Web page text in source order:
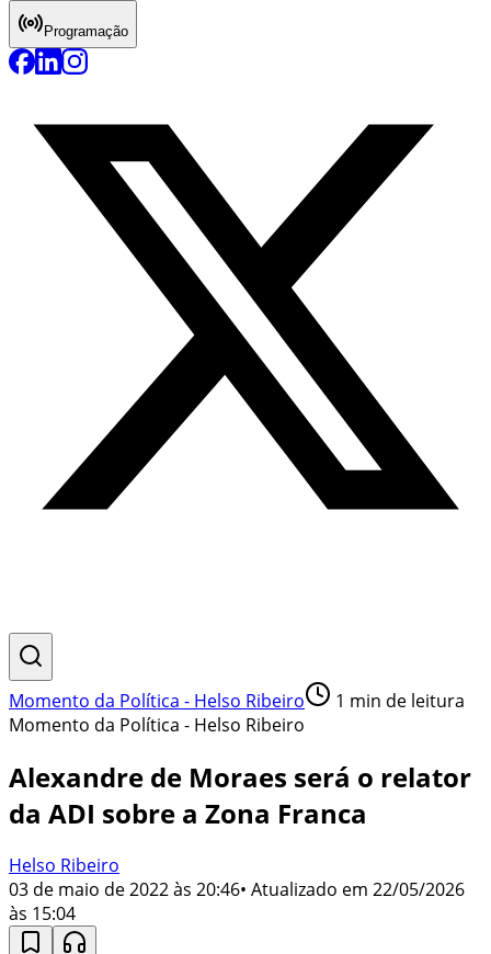
Programação
Momento da Política - Helso Ribeiro 1 min de leitura
Momento da Política - Helso Ribeiro
Alexandre de Moraes será o relator
da ADI sobre a Zona Franca
Helso Ribeiro
03 de maio de 2022 às 20:46• Atualizado em 22/05/2026
às 15:04